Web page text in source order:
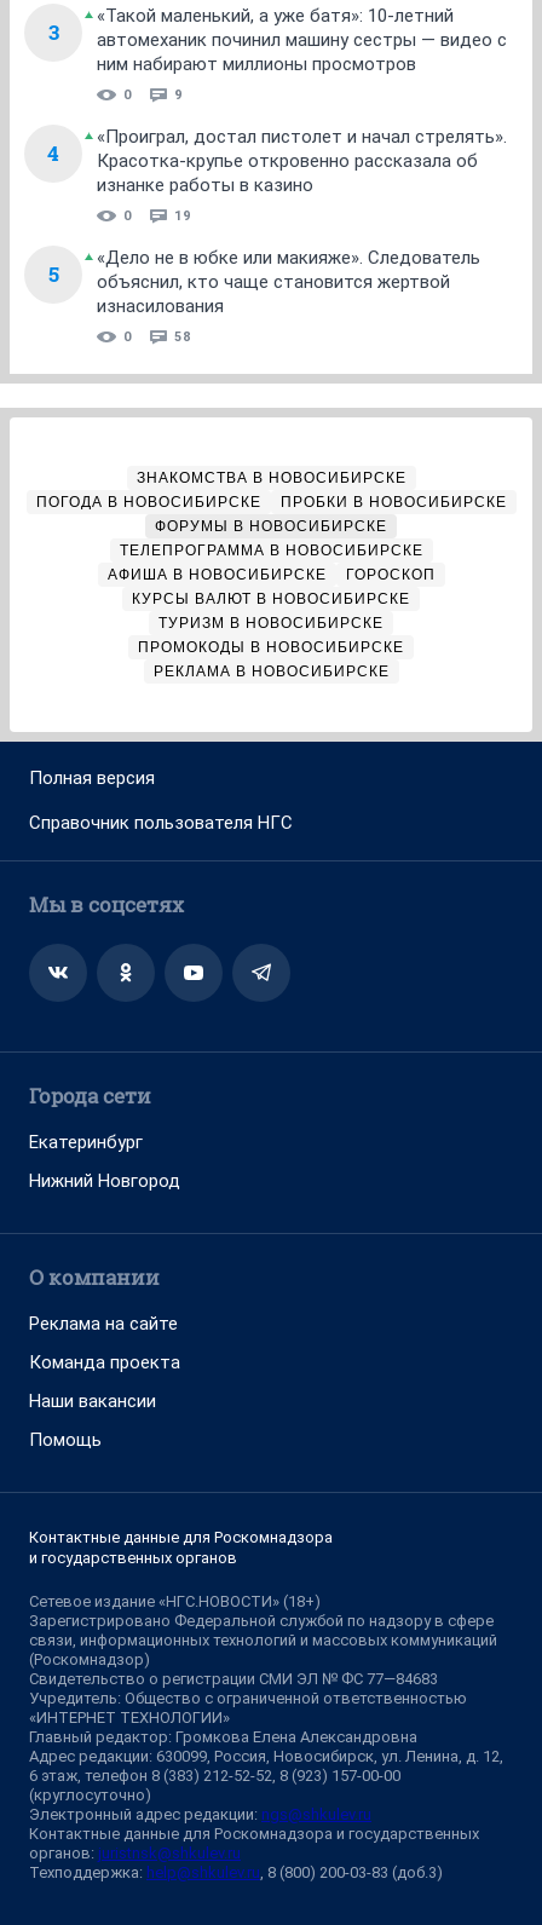
3
«Такой маленький, а уже батя»: 10-летний
автомеханик починил машину сестры — видео с
ним набирают миллионы просмотров
0 9
4
«Проиграл, достал пистолет и начал стрелять».
Красотка-крупье откровенно рассказала об
изнанке работы в казино
0 19
5
«Дело не в юбке или макияже». Следователь
объяснил, кто чаще становится жертвой
изнасилования
0 58
ЗНАКОМСТВА В НОВОСИБИРСКЕ
ПОГОДА В НОВОСИБИРСКЕ
ПРОБКИ В НОВОСИБИРСКЕ
ФОРУМЫ В НОВОСИБИРСКЕ
ТЕЛЕПРОГРАММА В НОВОСИБИРСКЕ
АФИША В НОВОСИБИРСКЕ
ГОРОСКОП
КУРСЫ ВАЛЮТ В НОВОСИБИРСКЕ
ТУРИЗМ В НОВОСИБИРСКЕ
ПРОМОКОДЫ В НОВОСИБИРСКЕ
РЕКЛАМА В НОВОСИБИРСКЕ
Полная версия
Справочник пользователя НГС
Мы в соцсетях
Города сети
Екатеринбург
Нижний Новгород
О компании
Реклама на сайте
Команда проекта
Наши вакансии
Помощь
Контактные данные для Роскомнадзора
и государственных органов
Сетевое издание «НГС.НОВОСТИ» (18+)
Зарегистрировано Федеральной службой по надзору в сфере
связи, информационных технологий и массовых коммуникаций
(Роскомнадзор)
Свидетельство о регистрации СМИ ЭЛ № ФС 77—84683
Учредитель: Общество с ограниченной ответственностью
«ИНТЕРНЕТ ТЕХНОЛОГИИ»
Главный редактор: Громкова Елена Александровна
Адрес редакции: 630099, Россия, Новосибирск, ул. Ленина, д. 12,
6 этаж, телефон 8 (383) 212-52-52, 8 (923) 157-00-00
(круглосуточно)
Электронный адрес редакции: ngs@shkulev.ru
Контактные данные для Роскомнадзора и государственных
органов: juristnsk@shkulev.ru
Техподдержка: help@shkulev.ru, 8 (800) 200-03-83 (доб.3)